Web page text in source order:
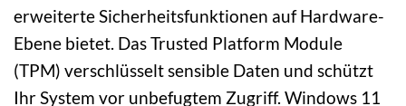
erweiterte Sicherheitsfunktionen auf Hardware-
Ebene bietet. Das Trusted Platform Module
(TPM) verschlüsselt sensible Daten und schützt
Ihr System vor unbefugtem Zugriff. Windows 11